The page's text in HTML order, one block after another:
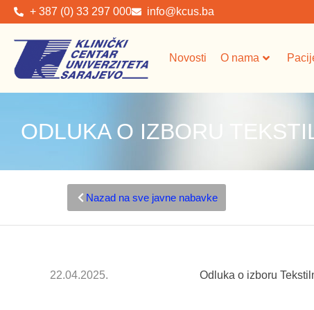
+ 387 (0) 33 297 000 info@kcus.ba
Novosti O nama
ODLUKA O IZBORU
Nazad na sve javne nabavke
22.04.2025. Odluka o izboru